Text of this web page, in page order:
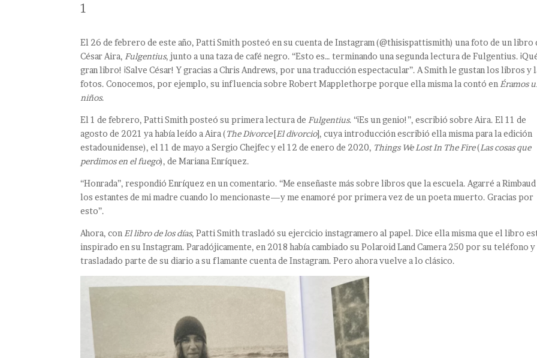
1
El 26 de febrero de este año, Patti Smith posteó en su cuenta de Instagram (@thisispattismith) una foto de un libro
César Aira, Fulgentius, junto a una taza de café negro. “Esto es… terminando una segunda lectura de Fulgentius.
gran libro! ¡Salve César! Y gracias a Chris Andrews, por una traducción espectacular”. A Smith le gustan los libros y
fotos. Conocemos, por ejemplo, su influencia sobre Robert Mapplethorpe porque ella misma la contó en Éramos
niños.
El 1 de febrero, Patti Smith posteó su primera lectura de Fulgentius. “¡Es un genio!”, escribió sobre Aira. El 11 de
agosto de 2021 ya había leído a Aira (The Divorce[El divorcio], cuya introducción escribió ella misma para la edición
estadounidense), el 11 de mayo a Sergio Chejfec y el 12 de enero de 2020, Things We Lost In The Fire(Las cosas que
perdimos en el fuego), de Mariana Enríquez.
“Honrada”, respondió Enríquez en un comentario. “Me enseñaste más sobre libros que la escuela. Agarré a
los estantes de mi madre cuando lo mencionaste—y me enamoré por primera vez de un poeta muerto. Gracias por
esto”.
Ahora, con El libro de los días, Patti Smith trasladó su ejercicio instagramero al papel. Dice ella misma que el libro
inspirado en su Instagram. Paradójicamente, en 2018 había cambiado su Polaroid Land Camera 250 por su teléfono y
trasladado parte de su diario a su flamante cuenta de Instagram. Pero ahora vuelve a lo clásico.